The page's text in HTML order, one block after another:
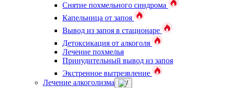
Снятие похмельного синдрома
Капельница от запоя
Вывод из запоя в стационаре
Детоксикация от алкоголя
Лечение похмелья
Принудительный вывод из запоя
Экстренное вытрезвление
Лечение алкоголизма